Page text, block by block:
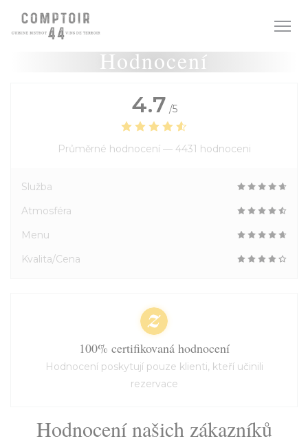
Panel pro správu cookies
Hodnocení
Hodnocení našich zákazníků
4.7 /5
Průměrné hodnocení — 4431 hodnoceni
Služba
Atmosféra
Menu
Kvalita/Cena
100% certifikovaná hodnocení
Hodnocení poskytují pouze klienti, kteří učinili
rezervace